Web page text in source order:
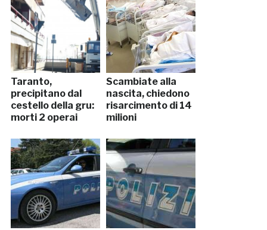
Taranto,
precipitano dal
cestello della gru:
morti 2 operai
Scambiate alla
nascita, chiedono
risarcimento di 14
milioni